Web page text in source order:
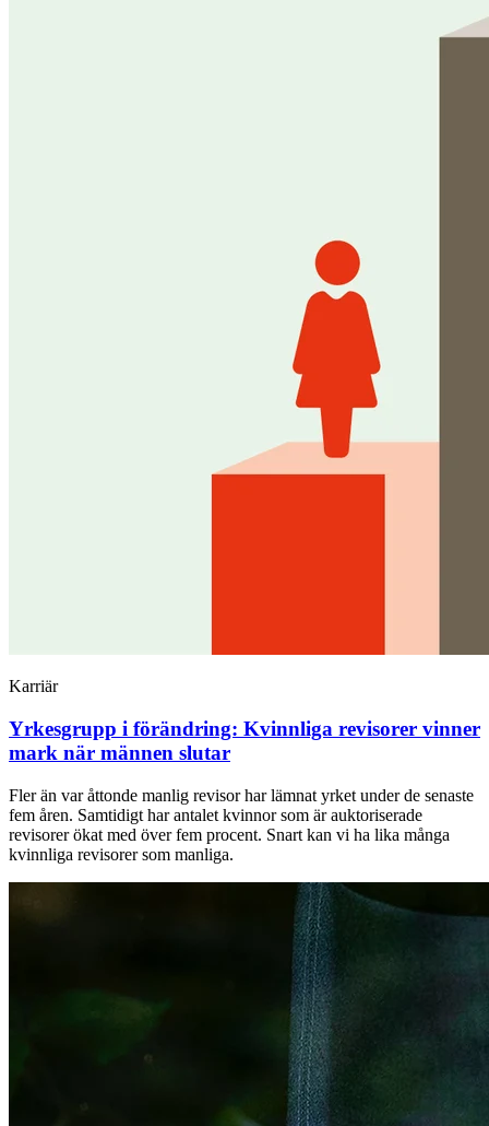
Karriär
Yrkesgrupp i förändring: Kvinnliga revisorer vinner
mark när männen slutar
Fler än var åttonde manlig revisor har lämnat yrket under de senaste
fem åren. Samtidigt har antalet kvinnor som är auktoriserade
revisorer ökat med över fem procent. Snart kan vi ha lika många
kvinnliga revisorer som manliga.